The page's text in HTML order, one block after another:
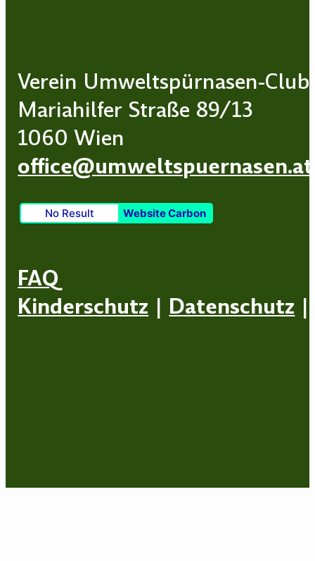
Verein Umweltspürnasen-Club
Mariahilfer Straße 89/13
1060 Wien
office@umweltspuernasen.at
No Result Website Carbon
FAQ
Kinderschutz | Datenschutz |